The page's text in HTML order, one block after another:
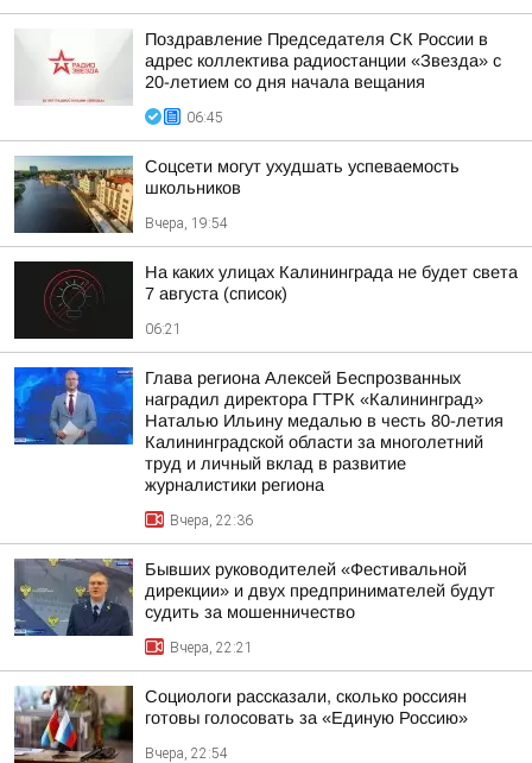
Поздравление Председателя СК России в
адрес коллектива радиостанции «Звезда» с
20-летием со дня начала вещания
06:45
Соцсети могут ухудшать успеваемость
школьников
Вчера, 19:54
На каких улицах Калининграда не будет света
7 августа (список)
06:21
Глава региона Алексей Беспрозванных
наградил директора ГТРК «Калининград»
Наталью Ильину медалью в честь 80-летия
Калининградской области за многолетний
труд и личный вклад в развитие
журналистики региона
Вчера, 22:36
Бывших руководителей «Фестивальной
дирекции» и двух предпринимателей будут
судить за мошенничество
Вчера, 22:21
Социологи рассказали, сколько россиян
готовы голосовать за «Единую Россию»
Вчера, 22:54